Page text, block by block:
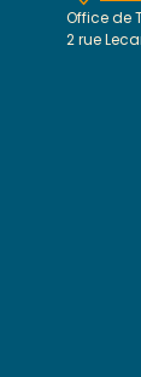
Office de
2 rue